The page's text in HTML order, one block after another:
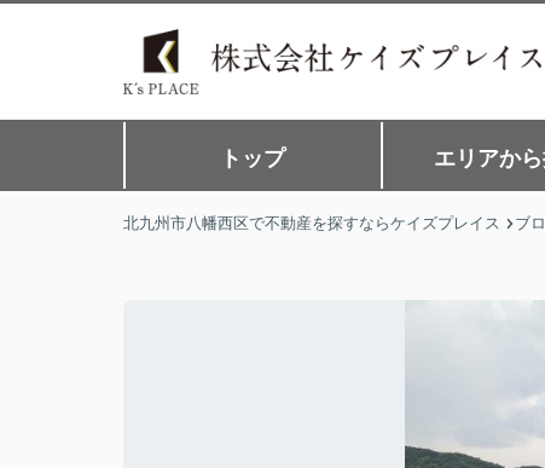
トップ エリアか
北九州市八幡西区で不動産を探すならケイズプレイス ブ